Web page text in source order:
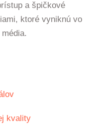
a špičkové
ktoré vyniknú vo
kvality